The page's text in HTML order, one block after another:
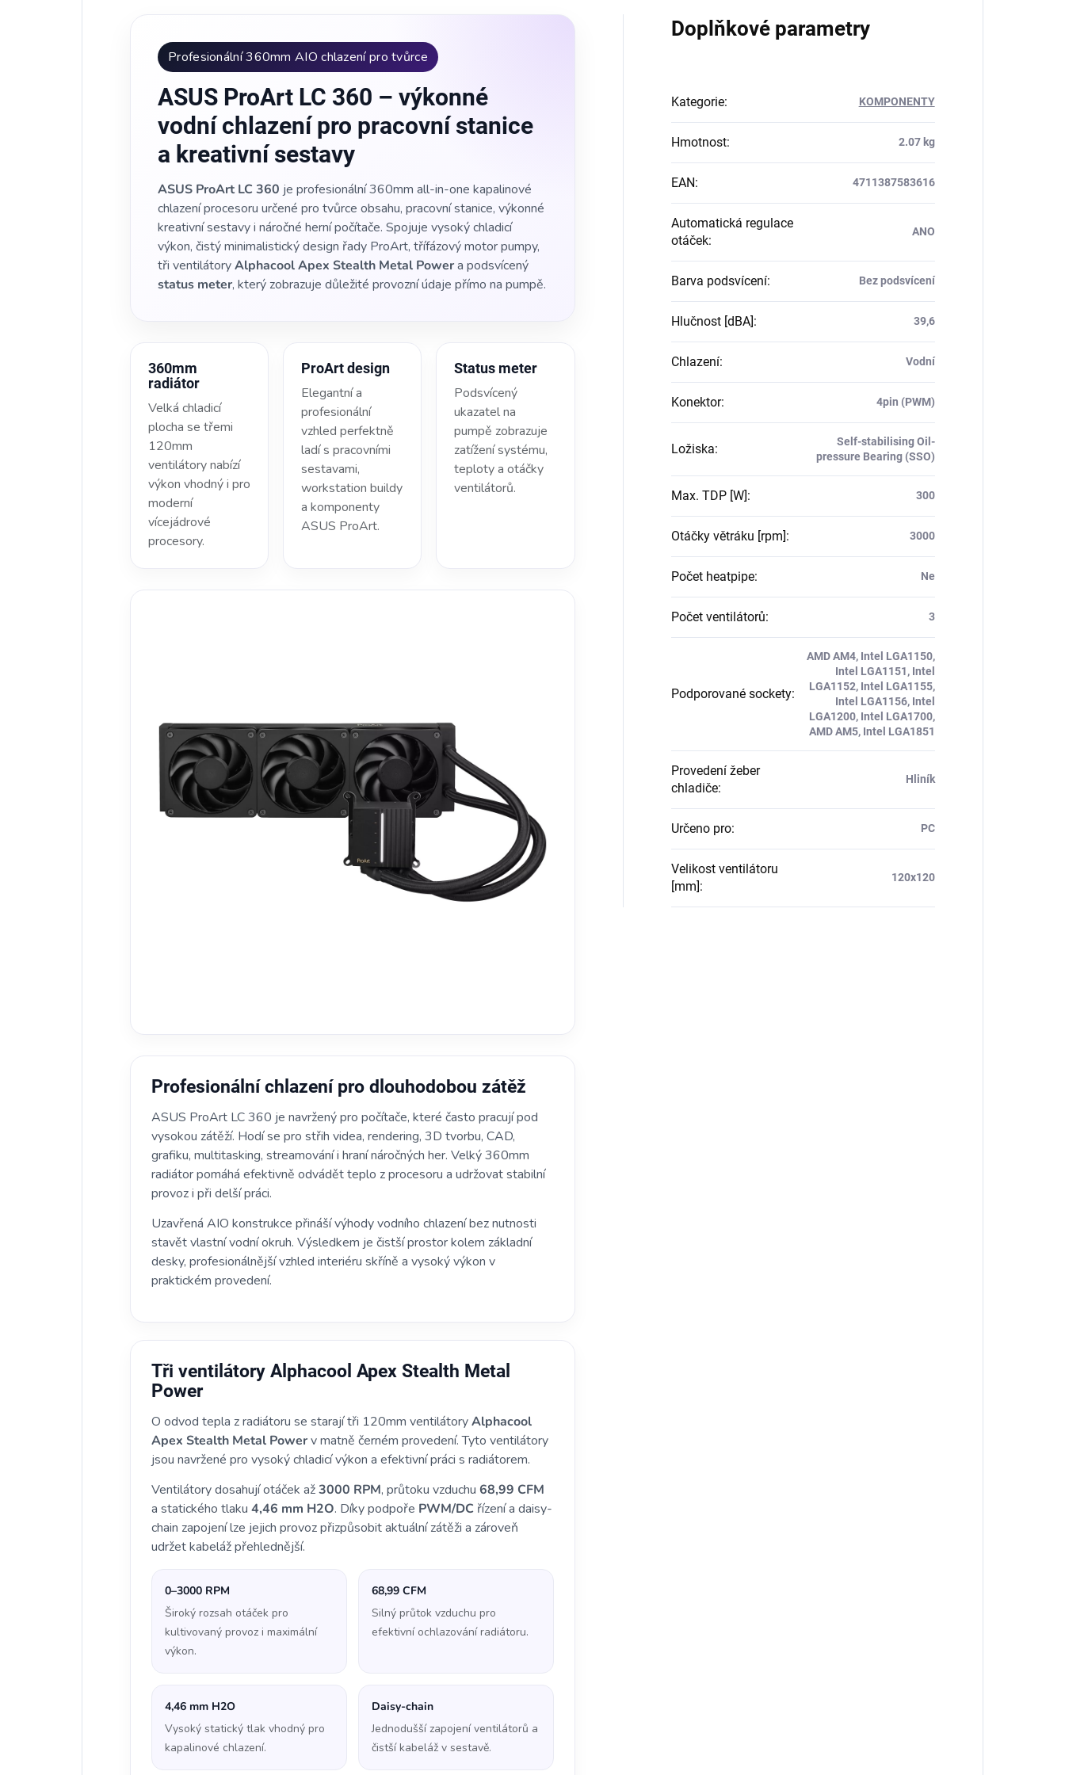
Profesionální 360mm AIO chlazení pro tvůrce
ASUS ProArt LC 360 – výkonné
vodní chlazení pro pracovní stanice
a kreativní sestavy
ASUS ProArt LC 360 je profesionální 360mm all-in-one kapalinové
chlazení procesoru určené pro tvůrce obsahu, pracovní stanice, výkonné
kreativní sestavy i náročné herní počítače. Spojuje vysoký chladicí
výkon, čistý minimalistický design řady ProArt, třífázový motor pumpy,
tři ventilátoryAlphacool Apex Stealth Metal Powera podsvícený
status meter, který zobrazuje důležité provozní údaje přímo na pumpě.
360mm
radiátor
Velká chladicí
plocha se třemi
120mm
ventilátory nabízí
výkon vhodný i pro
moderní
vícejádrové
procesory.
ProArt design
Elegantní a
profesionální
vzhled perfektně
ladí s pracovními
sestavami,
workstation buildy
a komponenty
ASUS ProArt.
Status meter
Podsvícený
ukazatel na
pumpě zobrazuje
zatížení systému,
teploty a otáčky
ventilátorů.
Profesionální chlazení pro dlouhodobou zátěž
ASUS ProArt LC 360 je navržený pro počítače, které často pracují pod
vysokou zátěží. Hodí se pro střih videa, rendering, 3D tvorbu, CAD,
grafiku, multitasking, streamování i hraní náročných her. Velký 360mm
radiátor pomáhá efektivně odvádět teplo z procesoru a udržovat stabilní
provoz i při delší práci.
Uzavřená AIO konstrukce přináší výhody vodního chlazení bez nutnosti
stavět vlastní vodní okruh. Výsledkem je čistší prostor kolem základní
desky, profesionálnější vzhled interiéru skříně a vysoký výkon v
praktickém provedení.
Tři ventilátory Alphacool Apex Stealth Metal
Power
O odvod tepla z radiátoru se starají tři 120mm ventilátoryAlphacool
Apex Stealth Metal Powerv matně černém provedení. Tyto ventilátory
jsou navržené pro vysoký chladicí výkon a efektivní práci s radiátorem.
Ventilátory dosahují otáček až3000 RPM, průtoku vzduchu 68,99 CFM
a statického tlaku 4,46 mm H2O. Díky podpoře PWM/DC řízení a daisy-
chain zapojení lze jejich provoz přizpůsobit aktuální zátěži a zároveň
udržet kabeláž přehlednější.
0–3000 RPM
Široký rozsah otáček pro
kultivovaný provoz i maximální
výkon.
68,99 CFM
Silný průtok vzduchu pro
efektivní ochlazování radiátoru.
4,46 mm H2O
Vysoký statický tlak vhodný pro
kapalinové chlazení.
Daisy-chain
Jednodušší zapojení ventilátorů a
čistší kabeláž v sestavě.
Doplňkové parametry
Kategorie: KOMPONENTY
Hmotnost: 2.07 kg
EAN: 4711387583616
Automatická regulace
otáček:
ANO
Barva podsvícení: Bez podsvícení
Hlučnost [dBA]: 39,6
Chlazení: Vodní
Konektor: 4pin (PWM)
Ložiska:
Self-stabilising Oil-
pressure Bearing (SSO)
Max. TDP [W]: 300
Otáčky větráku [rpm]: 3000
Počet heatpipe: Ne
Počet ventilátorů: 3
Podporované sockety:
AMD AM4, Intel LGA1150,
Intel LGA1151, Intel
LGA1152, Intel LGA1155,
Intel LGA1156, Intel
LGA1200, Intel LGA1700,
AMD AM5, Intel LGA1851
Provedení žeber
chladiče:
Hliník
Určeno pro: PC
Velikost ventilátoru
[mm]:
120x120